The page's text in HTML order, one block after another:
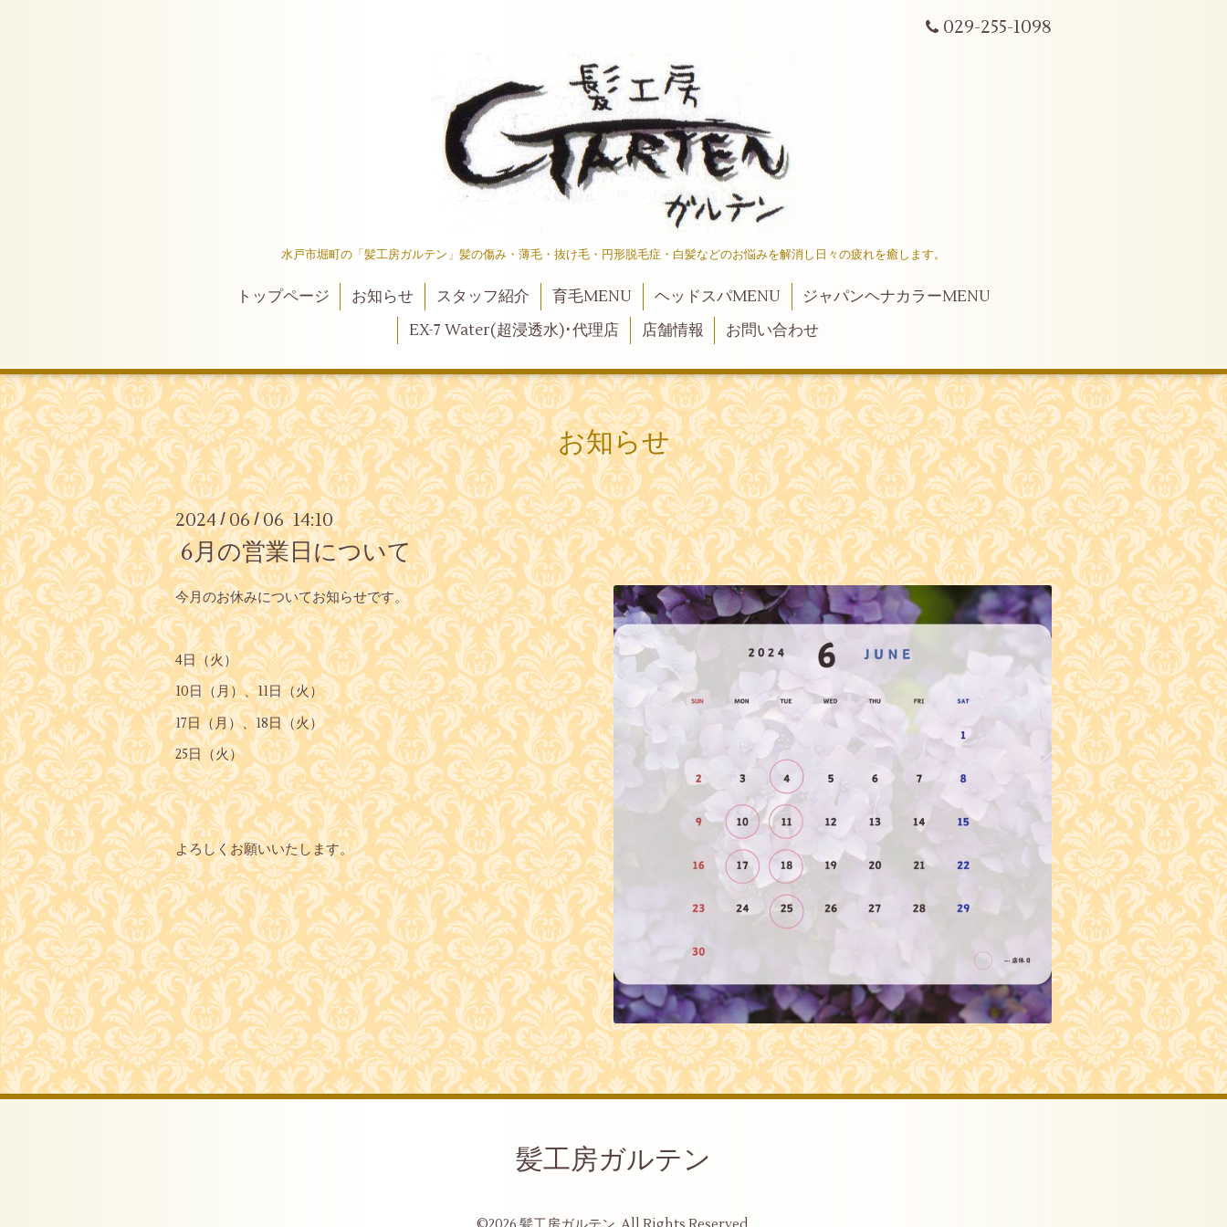
029-255-1098
水戸市堀町の「髪工房ガルテン」髪の傷み・薄毛・抜け毛・円形脱毛症・白髪などのお悩みを解消し日々の疲れを癒します。
トップページ お知らせ スタッフ紹介 育毛MENU ヘッドスパMENU
ジャパンヘナカラーMENU
EX-7 Water(超浸透水)･代理店
店舗情報 お問い合わせ
お知らせ
2024/06/06 14:10
6月の営業日について
今月のお休みについてお知らせです。
4日（火）
10日（月）、11日（火）
17日（月）、18日（火）
25日（火）
よろしくお願いいたします。
髪工房ガルテン